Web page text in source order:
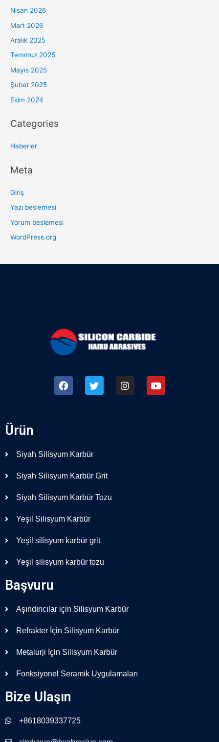
Nisan 2026
Mart 2026
Aralık 2025
Temmuz 2025
Mayıs 2025
Şubat 2025
Ekim 2024
Categories
Haberler
Meta
Giriş
Yazı beslemesi
Yorum beslemesi
WordPress.org
Ürün
Siyah Silisyum Karbür
Siyah Silisyum Karbür Grit
Siyah Silisyum Karbür Tozu
Yeşil Silisyum Karbür
Yeşil silisyum karbür grit
Yeşil silisyum karbür tozu
Başvuru
Aşındırıcılar için Silisyum Karbür
Refrakter İçin Silisyum Karbür
Metalurji İçin Silisyum Karbür
Fonksiyonel Seramik Uygulamaları
Bize Ulaşın
+8618039337725